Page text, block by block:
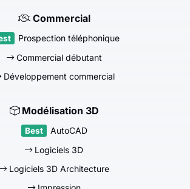
Commercial
Prospection téléphonique
Commercial débutant
Développement commercial
Modélisation 3D
AutoCAD
Logiciels 3D
Logiciels 3D Architecture